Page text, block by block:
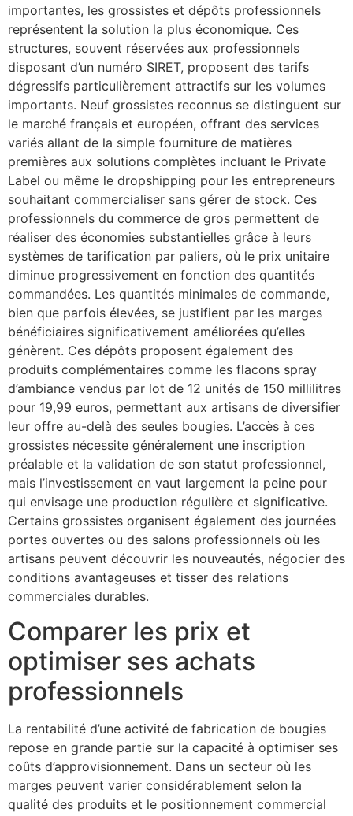
importantes, les grossistes et dépôts professionnels
représentent la solution la plus économique. Ces
structures, souvent réservées aux professionnels
disposant d’un numéro SIRET, proposent des tarifs
dégressifs particulièrement attractifs sur les volumes
importants. Neuf grossistes reconnus se distinguent sur
le marché français et européen, offrant des services
variés allant de la simple fourniture de matières
premières aux solutions complètes incluant le Private
Label ou même le dropshipping pour les entrepreneurs
souhaitant commercialiser sans gérer de stock. Ces
professionnels du commerce de gros permettent de
réaliser des économies substantielles grâce à leurs
systèmes de tarification par paliers, où le prix unitaire
diminue progressivement en fonction des quantités
commandées. Les quantités minimales de commande,
bien que parfois élevées, se justifient par les marges
bénéficiaires significativement améliorées qu’elles
génèrent. Ces dépôts proposent également des
produits complémentaires comme les flacons spray
d’ambiance vendus par lot de 12 unités de 150 millilitres
pour 19,99 euros, permettant aux artisans de diversifier
leur offre au-delà des seules bougies. L’accès à ces
grossistes nécessite généralement une inscription
préalable et la validation de son statut professionnel,
mais l’investissement en vaut largement la peine pour
qui envisage une production régulière et significative.
Certains grossistes organisent également des journées
portes ouvertes ou des salons professionnels où les
artisans peuvent découvrir les nouveautés, négocier des
conditions avantageuses et tisser des relations
commerciales durables.
Comparer les prix et
optimiser ses achats
professionnels
La rentabilité d’une activité de fabrication de bougies
repose en grande partie sur la capacité à optimiser ses
coûts d’approvisionnement. Dans un secteur où les
marges peuvent varier considérablement selon la
qualité des produits et le positionnement commercial